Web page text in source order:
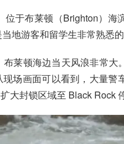
于布莱顿（Brighton）海
地游客和留学生非常熟悉的
莱顿海边当天风浪非常大
场画面可以看到，大量警
大封锁区域至 Black Rock